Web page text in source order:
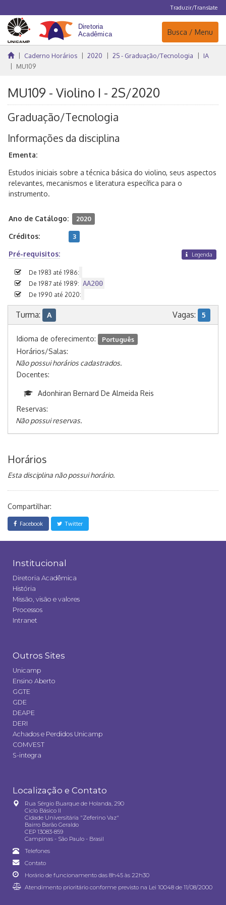
Traduzir/Translate
Navegação
Busca / Menu
Caderno Horários 2020 2S - Graduação/Tecnologia
IA
MU109
MU109 - Violino I - 2S/2020
Graduação/Tecnologia
Informações da disciplina
Ementa:
Estudos iniciais sobre a técnica básica do violino, seus aspectos
relevantes, mecanismos e literatura específica para o
instrumento.
Ano de Catálogo: 2020
Créditos: 3
Pré-requisitos: Legenda
De 1983 até 1986:
De 1987 até 1989: AA200
De 1990 até 2020:
Turma: A Vagas: 5
Idioma de oferecimento: Português
Horários/Salas:
Não possui horários cadastrados.
Docentes:
Adonhiran Bernard De Almeida Reis
Reservas:
Não possui reservas.
Horários
Esta disciplina não possui horário.
Compartilhar:
Facebook Twitter
Institucional
Diretoria Acadêmica
História
Missão, visão e valores
Processos
Intranet
Outros Sites
Unicamp
Ensino Aberto
GGTE
GDE
DEAPE
DERI
Achados e Perdidos Unicamp
COMVEST
S-integra
Localização e Contato
Rua Sérgio Buarque de Holanda, 290
Ciclo Básico II
Cidade Universitária "Zeferino Vaz"
Bairro Barão Geraldo
CEP 13083-859
Campinas - São Paulo - Brasil
Telefones
Contato
Horário de funcionamento das 8h45 às 22h30
Atendimento prioritário conforme previsto na Lei 10048 de 11/08/2000